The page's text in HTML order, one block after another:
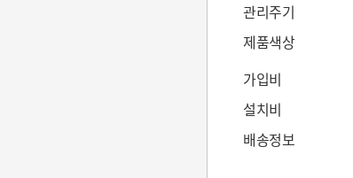
관리주기
제품색상
가입비
설치비
배송정보